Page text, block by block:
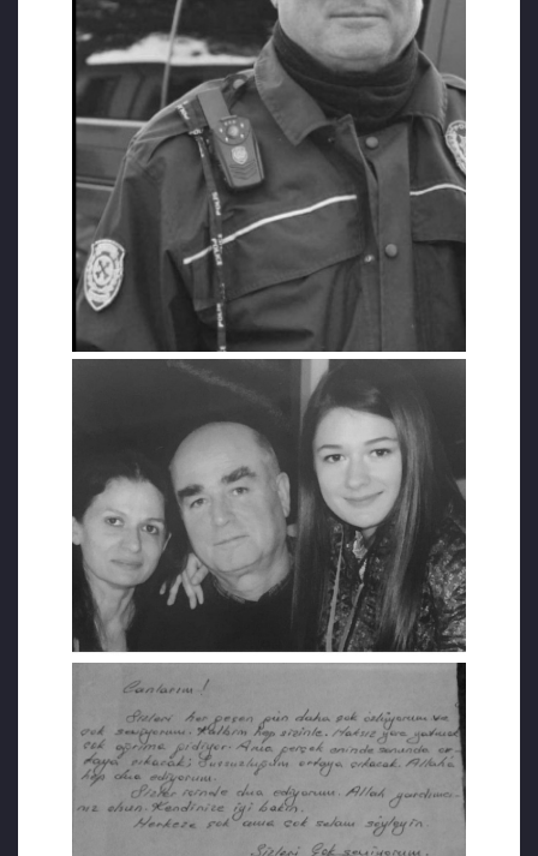
CEZAEVİNDE KANSER OLDU
Cahit Şen, haksız yere tutuklandığı
gerekçesiyle dava açtı. 6 ay 12 gün kaldığı
cezaevindeyken kansere yakalandığını
belirten Şen, dava dilekçesinde şöyle dedi:
“ByLockçu diye dışlandım. Ailem yalnız kaldı.
Üzüntü ve stresten, cezaevinde olumsuz
koşullardan kansere yakalandım. Cezaevinin
yanında asit fabrikası vardı. Buradan çıkan
dumanı solumak zorunda kaldık. Hava soğuk
olduğu için çamaşırlarımızı koğuşa asıyorduk.
Pis hava, deterjan kokusu ve üzüntü
birleşince hastalığa yakalandım. Lenfoma
Mahkeme 27 Mart 2019’da Şen’i haklı buldu.
1544 lira maddi, 30 bin lira da manevi
tazminat kazandı. Davası sürerken tedavi
gören Şen, 21 Mayıs 2019’da hayatını
kaybetti. Şen, kararın kesinleştiğini
göremedi. Şen’in kızı Zuhal Gökçe Şen,
“Hiçbir maddi beklentimiz yok. Davayı bile
takip etmiyoruz. Babamın ölümü herhangi
bir olaymış gibi geçiştirilsin istemiyorum.
Başına ne geldiğinin, nasıl bir haksızlığa
uğradığının bilinmesini istiyorum” dedi.